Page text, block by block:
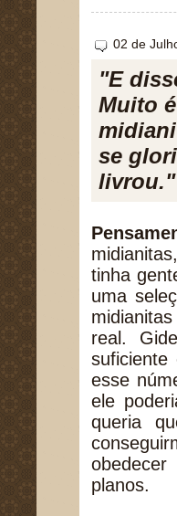
02 de
"E
Muito
se
livrou."
tinha
uma
real.
suficiente
esse
ele
queria
planos.